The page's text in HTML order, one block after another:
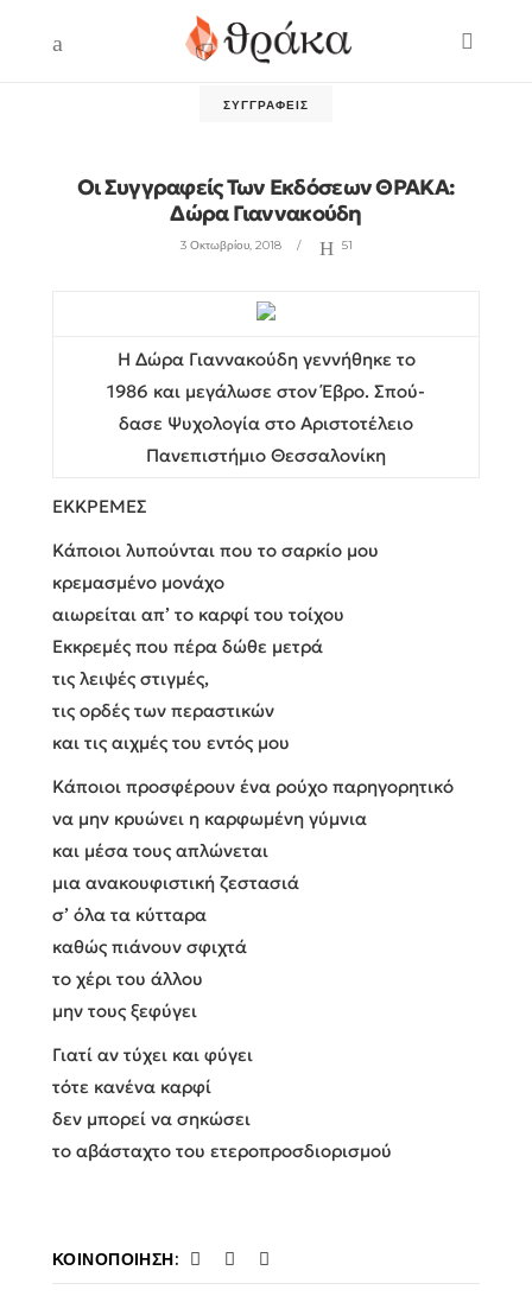
ΣΥΓΓΡΑΦΕΊΣ
Οι Συγγραφείς Των Εκδόσεων ΘΡΑΚΑ:
Δώρα Γιαννακούδη
3 Οκτωβρίου, 2018 51
Η Δώρα Γιαννακούδη γεννήθηκε το
1986 και μεγάλωσε στον Έβρο. Σπού-
δασε Ψυχολογία στο Αριστοτέλειο
Πανεπιστήμιο Θεσσαλονίκη
ΕΚΚΡΕΜΕΣ
Κάποιοι λυπούνται που το σαρκίο μου
κρεμασμένο μονάχο
αιωρείται απ’ το καρφί του τοίχου
Εκκρεμές που πέρα δώθε μετρά
τις λειψές στιγμές,
τις ορδές των περαστικών
και τις αιχμές του εντός μου
Κάποιοι προσφέρουν ένα ρούχο παρηγορητικό
να μην κρυώνει η καρφωμένη γύμνια
και μέσα τους απλώνεται
μια ανακουφιστική ζεστασιά
σ’ όλα τα κύτταρα
καθώς πιάνουν σφιχτά
το χέρι του άλλου
μην τους ξεφύγει
Γιατί αν τύχει και φύγει
τότε κανένα καρφί
δεν μπορεί να σηκώσει
το αβάσταχτο του ετεροπροσδιορισμού
ΚΟΙΝΟΠΟΊΗΣΗ: